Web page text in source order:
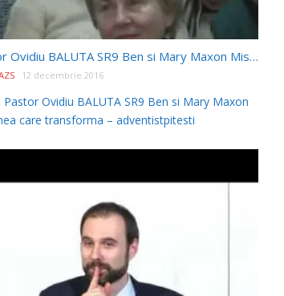
Pastor Ovidiu BALUTA SR9 Ben si Mary Maxon Misiunea care transforma
12 decembrie 2016
Pastor Ovidiu BALUTA SR9 Ben si Mary Maxon
care transforma – adventistpitesti